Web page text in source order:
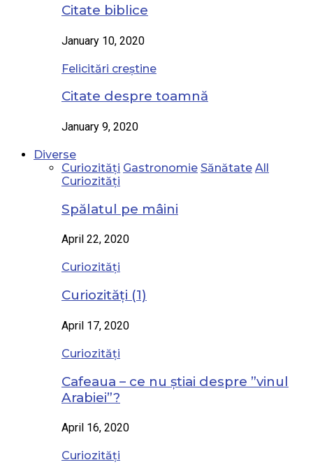
Citate biblice
January 10, 2020
Felicitări creștine
Citate despre toamnă
January 9, 2020
Diverse
Curiozități Gastronomie Sănătate All
Curiozități
Spălatul pe mâini
April 22, 2020
Curiozități
Curiozități (1)
April 17, 2020
Curiozități
Cafeaua – ce nu știai despre ”vinul
Arabiei”?
April 16, 2020
Curiozități